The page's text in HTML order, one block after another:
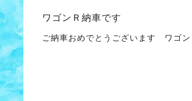
ワゴンＲ納車です
ご納車おめでとうございます ワゴ